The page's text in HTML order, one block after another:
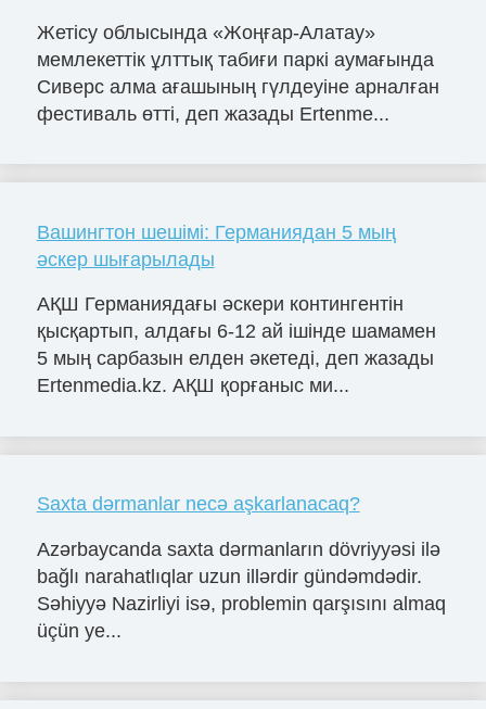
Жетісу облысында «Жоңғар-Алатау»
мемлекеттік ұлттық табиғи паркі аумағында
Сиверс алма ағашының гүлдеуіне арналған
фестиваль өтті, деп жазады Ertenme...
Вашингтон шешімі: Германиядан 5 мың
әскер шығарылады
АҚШ Германиядағы әскери контингентін
қысқартып, алдағы 6-12 ай ішінде шамамен
5 мың сарбазын елден әкетеді, деп жазады
Ertenmedia.kz. АҚШ қорғаныс ми...
Saxta dərmanlar necə aşkarlanacaq?
Azərbaycanda saxta dərmanların dövriyyəsi ilə
bağlı narahatlıqlar uzun illərdir gündəmdədir.
Səhiyyə Nazirliyi isə, problemin qarşısını almaq
üçün ye...